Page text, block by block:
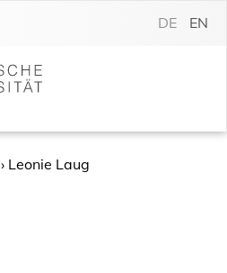
DE EN
› Leonie Laug